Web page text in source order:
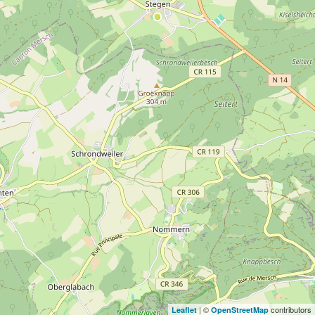
Leaflet| ©OpenStreetMapcontributors